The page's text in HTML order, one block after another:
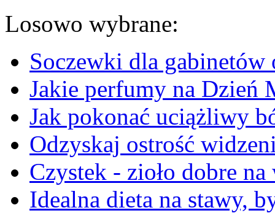
Losowo wybrane:
Soczewki dla
Jakie perfumy na Dzień
Jak pokonać uciążliwy
Odzyskaj ostrość
Czystek - zioło dobre
Idealna dieta na stawy,